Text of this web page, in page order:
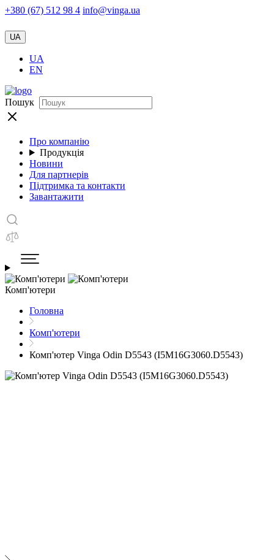
+380 (67) 512 98 4 info@vinga.ua
UA
UA
EN
Пошук
Про компанію
Продукція
Новини
Для партнерів
Підтримка та контакти
Завантажити
Комп'ютери
Головна
Комп'ютери
Комп'ютер Vinga Odin D5543 (I5M16G3060.D5543)